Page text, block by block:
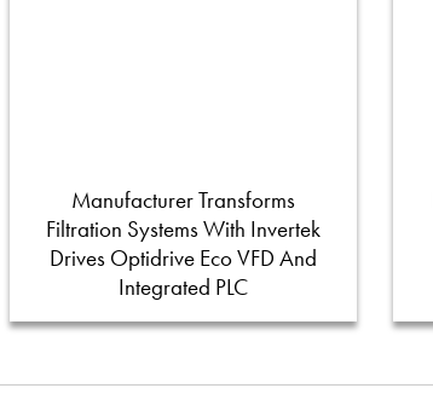
Manufacturer Transforms
Filtration Systems With Invertek
Drives Optidrive Eco VFD And
Integrated PLC